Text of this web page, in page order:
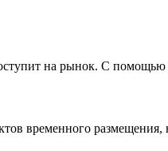
на рынок. С
временного